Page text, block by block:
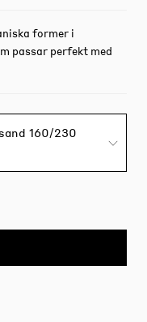
former i
passar perfekt med
160/230